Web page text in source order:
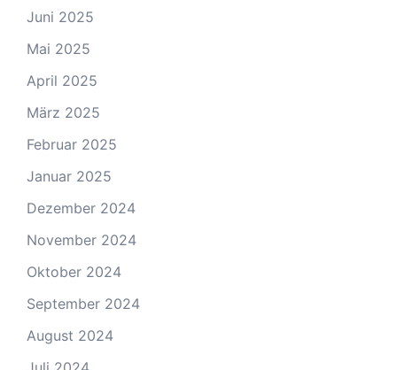
Juni 2025
Mai 2025
April 2025
März 2025
Februar 2025
Januar 2025
Dezember 2024
November 2024
Oktober 2024
September 2024
August 2024